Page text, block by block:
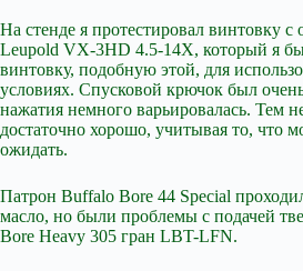
На стенде я протестировал винтовку
Leupold VX-3HD 4.5-14X, который я бы
винтовку, подобную этой, для
условиях. Спусковой крючок был
нажатия немного варьировалась. Тем
достаточно хорошо, учитывая то, что
ожидать.
Патрон Buffalo Bore 44 Special
масло, но были проблемы с подачей
Bore Heavy 305 гран LBT-LFN.